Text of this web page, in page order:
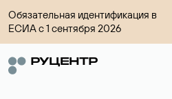
Обязательная идентификация в
ЕСИА с 1 сентября 2026